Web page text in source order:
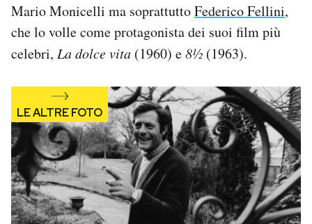
Mario Monicelli ma soprattuttoFederico Fellini,
che lo volle come protagonista dei suoi film più
celebri, La dolce vita (1960) e8½ (1963).